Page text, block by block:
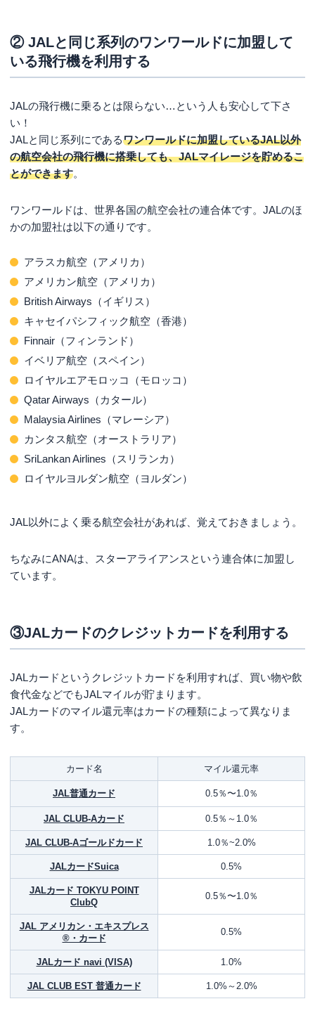
② JALと同じ系列のワンワールドに加盟して
いる飛行機を利用する
JALの飛行機に乗るとは限らない…という人も安心して下さ
い！
JALと同じ系列にであるワンワールドに加盟しているJAL以外
の航空会社の飛行機に搭乗しても、JALマイレージを貯めるこ
とができます。
ワンワールドは、世界各国の航空会社の連合体です。JALのほ
かの加盟社は以下の通りです。
アラスカ航空（アメリカ）
アメリカン航空（アメリカ）
British Airways（イギリス）
キャセイパシフィック航空（香港）
Finnair（フィンランド）
イベリア航空（スペイン）
ロイヤルエアモロッコ（モロッコ）
Qatar Airways（カタール）
Malaysia Airlines（マレーシア）
カンタス航空（オーストラリア）
SriLankan Airlines（スリランカ）
ロイヤルヨルダン航空（ヨルダン）
JAL以外によく乗る航空会社があれば、覚えておきましょう。
ちなみにANAは、スターアライアンスという連合体に加盟し
ています。
③JALカードのクレジットカードを利用する
JALカードというクレジットカードを利用すれば、買い物や飲
食代金などでもJALマイルが貯まります。
JALカードのマイル還元率はカードの種類によって異なりま
す。
カード名 マイル還元率
JAL普通カード 0.5％〜1.0％
JAL CLUB-Aカード 0.5％～1.0％
JAL CLUB-Aゴールドカード 1.0％~2.0%
JALカードSuica 0.5%
JALカード TOKYU POINT
ClubQ
0.5％〜1.0％
JAL アメリカン・エキスプレス
®・カード
0.5%
JALカード navi (VISA) 1.0%
JAL CLUB EST 普通カード 1.0%～2.0%